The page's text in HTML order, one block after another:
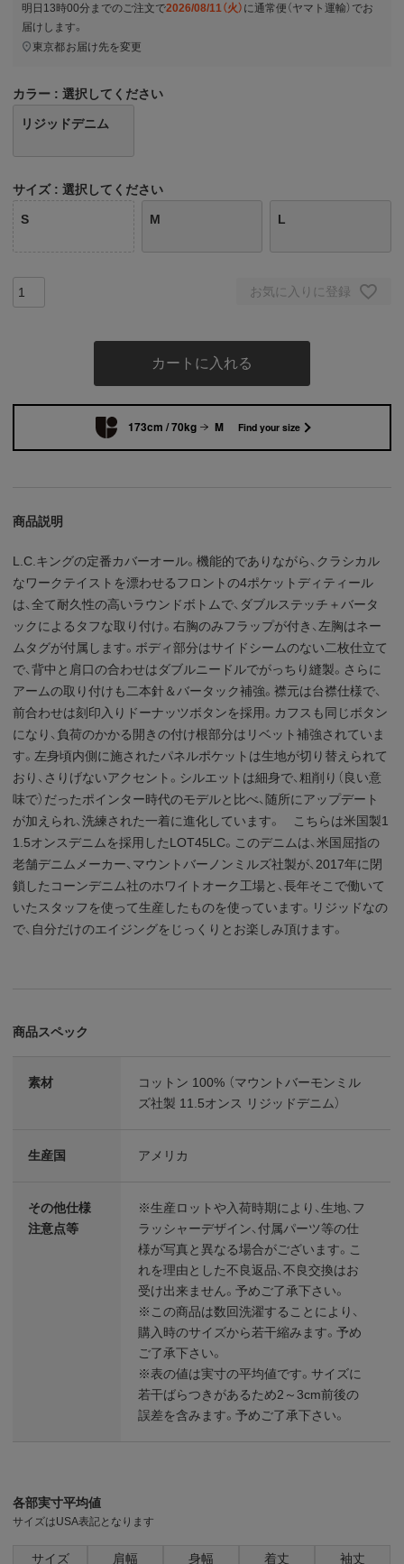
明日 13時00分 までのご注文で2026/08/11（火） に通常便（ヤマト運輸） でお
届けします。
東京都お届け先を変更
カラー 選択してください
リジッドデニム
サイズ 選択してください
S M L
お気に入りに登録
カートに入れる
173cm / 70kg M Find your size
商品説明
L.C.キングの定番カバーオール。機能的でありながら、クラシカル
なワークテイストを漂わせるフロントの4ポケットディティール
は、全て耐久性の高いラウンドボトムで、ダブルステッチ＋バータ
ックによるタフな取り付け。右胸のみフラップが付き、左胸はネー
ムタグが付属します。ボディ部分はサイドシームのない二枚仕立て
で、背中と肩口の合わせはダブルニードルでがっちり縫製。さらに
アームの取り付けも二本針＆バータック補強。襟元は台襟仕様で、
前合わせは刻印入りドーナッツボタンを採用。カフスも同じボタン
になり、負荷のかかる開きの付け根部分はリベット補強されていま
す。左身頃内側に施されたパネルポケットは生地が切り替えられて
おり、さりげないアクセント。シルエットは細身で、粗削り（良い意
味で）だったポインター時代のモデルと比べ、随所にアップデート
が加えられ、洗練された一着に進化しています。 こちらは米国製1
1.5オンスデニムを採用したLOT45LC。このデニムは、米国屈指の
老舗デニムメーカー、マウントバーノンミルズ社製が、2017年に閉
鎖したコーンデニム社のホワイトオーク工場と、長年そこで働いて
いたスタッフを使って生産したものを使っています。リジッドなの
で、自分だけのエイジングをじっくりとお楽しみ頂けます。
商品スペック
素材
コットン 100% （マウントバーモンミル
ズ社製 11.5オンス リジッドデニム）
生産国 アメリカ
その他仕様
注意点等
※生産ロットや入荷時期により、生地、フ
ラッシャーデザイン、付属パーツ等の仕
様が写真と異なる場合がございます。こ
れを理由とした不良返品、不良交換はお
受け出来ません。予めご了承下さい。
※この商品は数回洗濯することにより、
購入時のサイズから若干縮みます。予め
ご了承下さい。
※表の値は実寸の平均値です。サイズに
若干ばらつきがあるため2～3cm前後の
誤差を含みます。予めご了承下さい。
各部実寸平均値
サイズはUSA表記となります
サイズ 肩幅 身幅 着丈 袖丈